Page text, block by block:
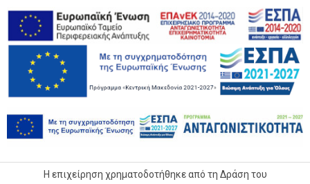
Η επιχείρηση χρηματοδοτήθηκε από τη Δράση του